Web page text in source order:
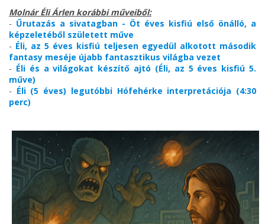
Molnár Éli Árlen korábbi műveiből:
- Űrutazás a sivatagban - Öt éves kisfiú első önálló, a
képzeletéből született műve
- Éli, az 5 éves kisfiú teljesen egyedül alkotott második
fantasy meséje újabb fantasztikus világba vezet
- Éli és a világokat készítő ajtó (Éli, az 5 éves kisfiú 5.
műve)
- Éli (5 éves) legutóbbi Hófehérke interpretációja (4:30
perc)